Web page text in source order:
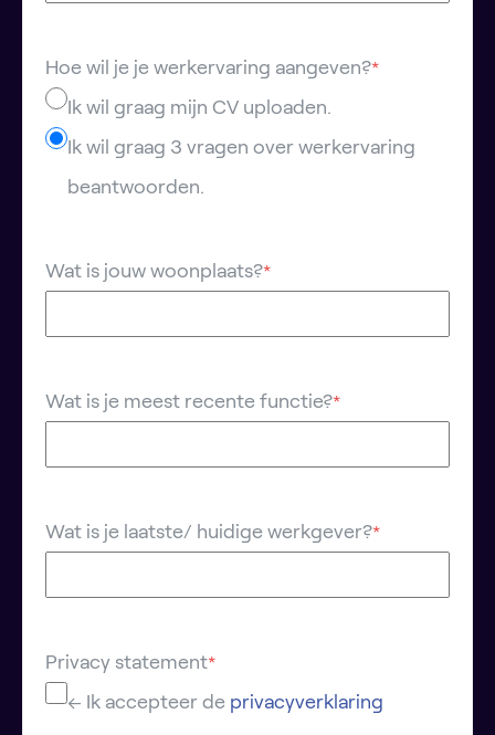
Hoe wil je je werkervaring aangeven?*
Ik wil graag mijn CV uploaden.
Ik wil graag 3 vragen over werkervaring
beantwoorden.
Wat is jouw woonplaats?*
Wat is je meest recente functie?*
Wat is je laatste/ huidige werkgever?*
Privacy statement*
← Ik accepteer de privacyverklaring